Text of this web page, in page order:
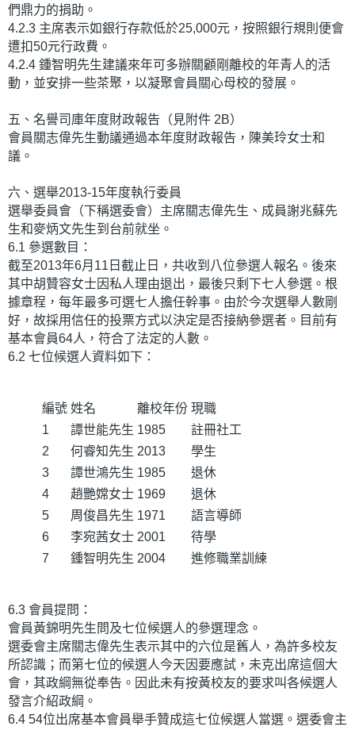
們鼎力的捐助。
4.2.3 主席表示如銀行存款低於25,000元，按照銀行規則便會
遭扣50元行政費。
4.2.4 鍾智明先生建議來年可多辦關顧剛離校的年青人的活
動，並安排一些茶聚，以凝聚會員關心母校的發展。
五、名譽司庫年度財政報告（見附件 2B）
會員關志偉先生動議通過本年度財政報告，陳美玲女士和
議。
六、選舉2013-15年度執行委員
選舉委員會（下稱選委會）主席關志偉先生、成員謝兆蘇先
生和麥炳文先生到台前就坐。
6.1 參選數目：
截至2013年6月11日截止日，共收到八位參選人報名。後來
其中胡贊容女士因私人理由退出，最後只剩下七人參選。根
據章程，每年最多可選七人擔任幹事。由於今次選舉人數剛
好，故採用信任的投票方式以決定是否接納參選者。目前有
基本會員64人，符合了法定的人數。
6.2 七位候選人資料如下：
編號 姓名 離校年份 現職
1
譚世能先生 1985
註冊社工
2
何睿知先生 2013
學生
3
譚世鴻先生 1985
退休
4
趙艷嫦女士 1969
退休
5
周俊昌先生 1971
語言導師
6
李宛茜女士 2001
待學
7
鍾智明先生 2004 進修職業訓練
6.3 會員提問：
會員黃錦明先生問及七位候選人的參選理念。
選委會主席關志偉先生表示其中的六位是舊人，為許多校友
所認識；而第七位的候選人今天因要應試，未克出席這個大
會，其政綱無從奉告。因此未有按黃校友的要求叫各候選人
發言介紹政綱。
6.4 54位出席基本會員舉手贊成這七位候選人當選。選委會主